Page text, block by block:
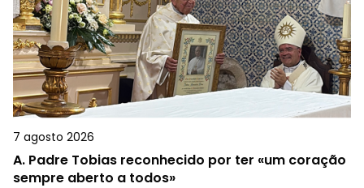
7 agosto 2026
A. Padre Tobias reconhecido por ter «um coração
sempre aberto a todos»